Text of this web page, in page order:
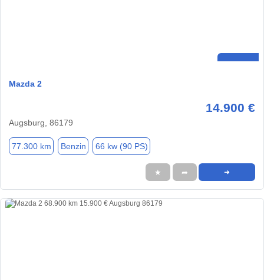
Mazda 2
14.900 €
Augsburg, 86179
77.300 km Benzin 66 kw (90 PS)
★ ➦ ➜